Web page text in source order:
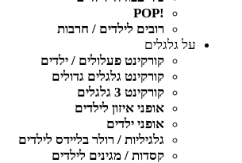
!POP
רובים לילדים / חרבות
על גלגלים
קורקינט פעלולים / ילדים
קורקינט גלגלים גדולים
קורקינט 3 גלגלים
אופני איזון לילדים
אופני ילדים
גלגיליות / רולר בליידס לילדים
קסדות / מגינים לילדים